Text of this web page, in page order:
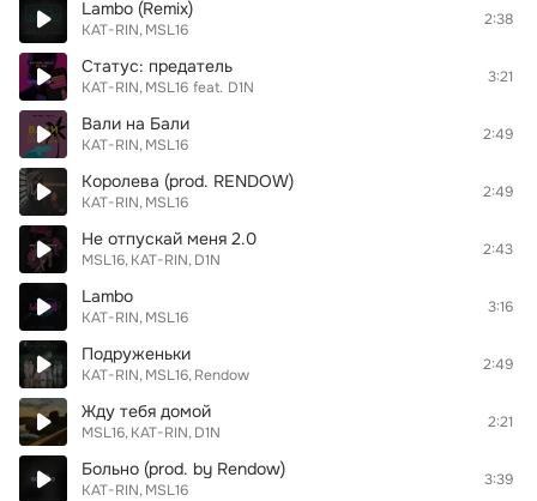
Lambo (Remix)
KAT-RIN MSL16
2:38
Статус: предатель
KAT-RIN MSL16 feat. D1N
3:21
Вали на Бали
KAT-RIN MSL16
2:49
Королева (prod. RENDOW)
KAT-RIN MSL16
2:49
Не отпускай меня 2.0
MSL16 KAT-RIN D1N
2:43
Lambo
KAT-RIN MSL16
3:16
Подруженьки
KAT-RIN MSL16 Rendow
2:49
Жду тебя домой
MSL16 KAT-RIN D1N
2:21
Больно (prod. by Rendow)
KAT-RIN MSL16
3:39